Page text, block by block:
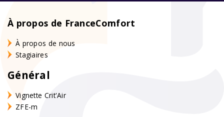
À propos de FranceComfort
À propos de nous
Stagiaires
Général
Vignette Crit'Air
ZFE-m